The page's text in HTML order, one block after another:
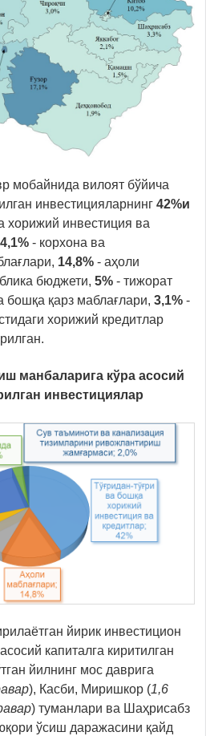
мобайнида вилоят бўйича
инвестицияларнинг 42%и
хорижий инвестиция ва
- корхона ва
14,8% - аҳоли
бюджети, 5% - тижорат
бошқа қарз маблағлари, 3,1% -
хорижий кредитлар
манбаларига кўра асосий
инвестициялар
йирик инвестицион
капиталга киритилган
йилнинг мос даврига
), Касби, Миришкор (1,6
) туманлари ва Шаҳрисабз
ўсиш даражасини қайд